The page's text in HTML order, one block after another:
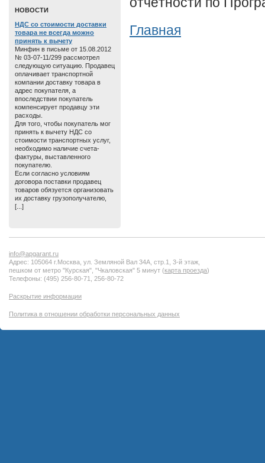
Главная
HОВОСТИ
НДС со стоимости доставки
товара не всегда можно
принять к вычету
Минфин в письме от 15.08.2012
№ 03-07-11/299 рассмотрел
следующую ситуацию. Продавец
оплачивает транспортной
компании доставку товара в
адрес покупателя, а
впоследствии покупатель
компенсирует продавцу эти
расходы.
Для того, чтобы покупатель мог
принять к вычету НДС со
стоимости транспортных услуг,
необходимо наличие счета-
фактуры, выставленного
покупателю.
Если согласно условиям
договора поставки продавец
товаров обязуется организовать
их доставку грузополучателю,
[...]
info@apgarant.ru
Адрес: 105064 г.Москва, ул. Земляной Вал 34А, стр.1, 3-й этаж,
пешком от метро "Курская", "Чкаловская" 5 минут (карта проезда)
Телефоны: (495) 256-80-71, 256-80-72
Раскрытие информации
Политика в отношении обработки персональных данных